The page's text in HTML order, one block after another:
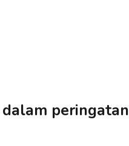
peringatan